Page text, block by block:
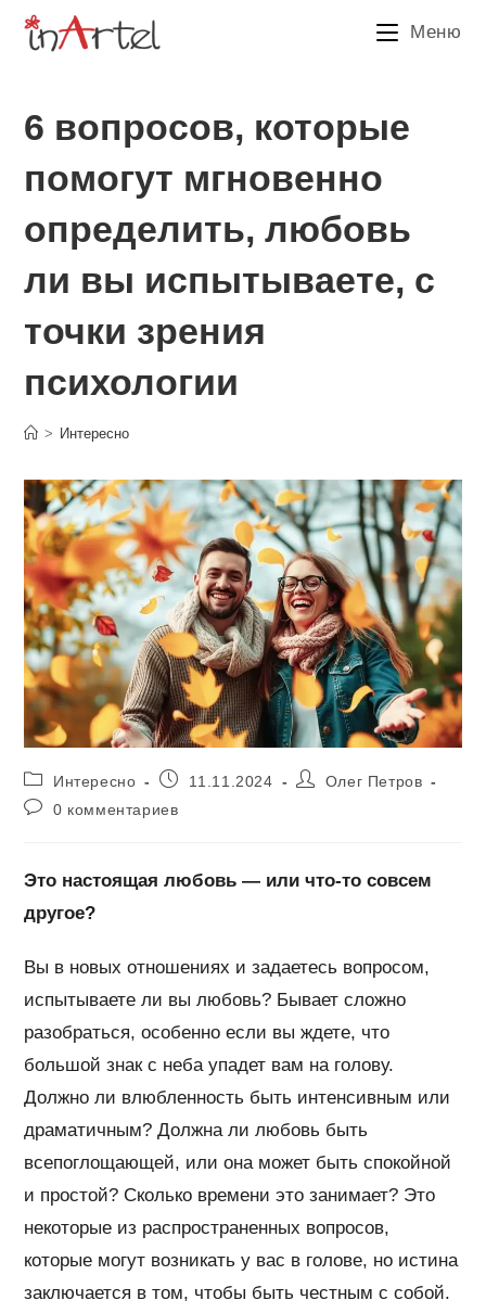
Перейти
Меню
6 вопросов, которые
помогут мгновенно
определить, любовь
ли вы испытываете, с
точки зрения
психологии
> Интересно
Рубрика
записи:
Интересно
Запись11.11.2024
АвторОлег Петров
Комментарии
0 комментариев
Это настоящая любовь — или что-то совсем
другое?
Вы в новых отношениях и задаетесь вопросом,
испытываете ли вы любовь? Бывает сложно
разобраться, особенно если вы ждете, что
большой знак с неба упадет вам на голову.
Должно ли влюбленность быть интенсивным или
драматичным? Должна ли любовь быть
всепоглощающей, или она может быть спокойной
и простой? Сколько времени это занимает? Это
некоторые из распространенных вопросов,
которые могут возникать у вас в голове, но истина
заключается в том, чтобы быть честным с собой.